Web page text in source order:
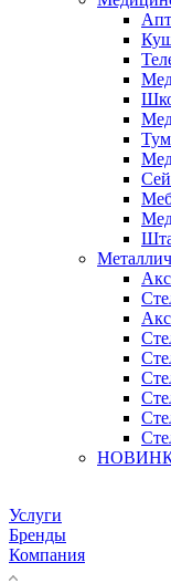
Услуги
Бренды
Компания